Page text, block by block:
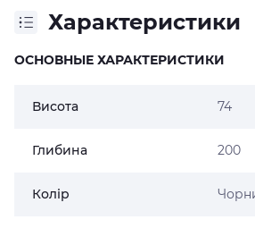
Характеристики
ОСНОВНЫЕ ХАРАКТЕРИСТИКИ
Висота 74
Глибина 200
Колір